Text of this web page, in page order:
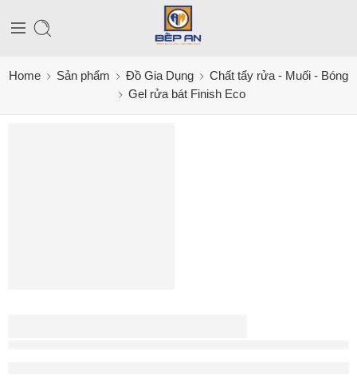
Home Sản phẩm Đồ Gia Dụng
Chất tẩy rửa - Muối - Bóng
Gel rửa bát Finish Eco